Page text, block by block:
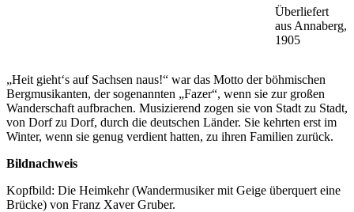
Überliefert
aus Annaberg,
1905
„Heit gieht‘s auf Sachsen naus!“ war das Motto der böhmischen
Bergmusikanten, der sogenannten „Fazer“, wenn sie zur großen
Wanderschaft aufbrachen. Musizierend zogen sie von Stadt zu Stadt,
von Dorf zu Dorf, durch die deutschen Länder. Sie kehrten erst im
Winter, wenn sie genug verdient hatten, zu ihren Familien zurück.
Bildnachweis
Kopfbild: Die Heimkehr (Wandermusiker mit Geige überquert eine
Brücke) von Franz Xaver Gruber.